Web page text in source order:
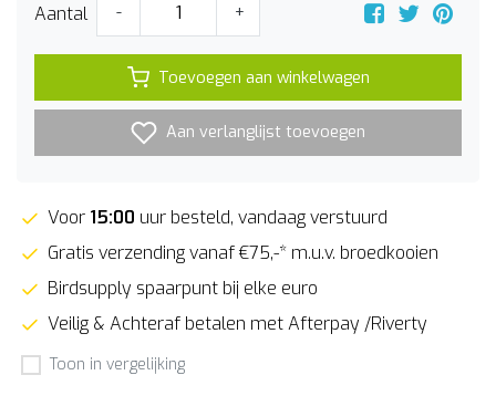
Aantal - +
Toevoegen aan winkelwagen
Aan verlanglijst toevoegen
Voor 15:00 uur besteld, vandaag verstuurd
Gratis verzending vanaf €75,-* m.u.v. broedkooien
Birdsupply spaarpunt bij elke euro
Veilig & Achteraf betalen met Afterpay /Riverty
Toon in vergelijking